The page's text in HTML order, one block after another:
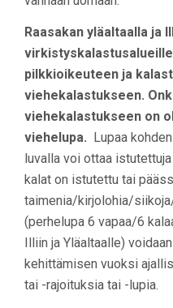
Raasakan yläaltaalla ja
pilkkioikeuteen ja
viehekalastukseen.
viehekalastukseen on
viehelupa. Lupaa
luvalla voi ottaa
kalat on istutettu tai
taimenia/kirjolohia/
(perhelupa 6 vapaa/6
Illiin ja Yläaltaalle)
kehittämisen vuoksi
tai -rajoituksia tai -lupia.